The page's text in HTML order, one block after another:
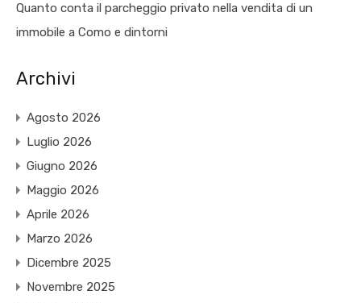
Quanto conta il parcheggio privato nella vendita di un
immobile a Como e dintorni
Archivi
Agosto 2026
Luglio 2026
Giugno 2026
Maggio 2026
Aprile 2026
Marzo 2026
Dicembre 2025
Novembre 2025